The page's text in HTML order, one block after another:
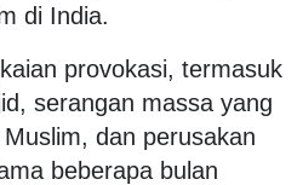
di India.
provokasi, termasuk
serangan massa yang
dan perusakan
beberapa bulan